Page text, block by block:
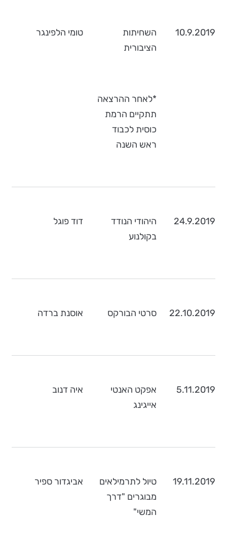
10.9.2019
השחיתות
הציבורית
*לאחר ההרצאה
תתקיים הרמת
כוסית לכבוד
ראש השנה
טומי הלפינגר
24.9.2019
היהודי הנודד
בקולנוע
דוד פוגל
22.10.2019 סרטי הבורקס אוסנת ברדה
5.11.2019
אפקט האנטי
אייגינג
איה דנוב
19.11.2019
טיול לתרמילאים
מבוגרים "דרך
המשי"
אביגדור ספיר